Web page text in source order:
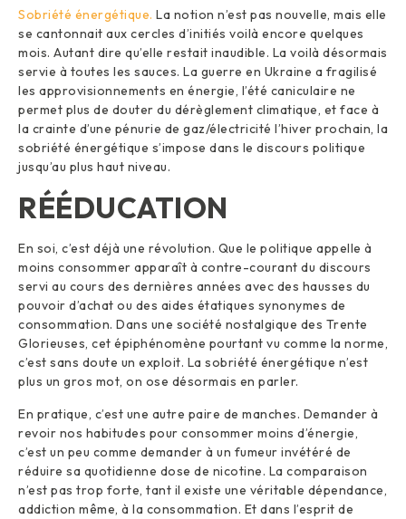
Sobriété énergétique. La notion n’est pas nouvelle, mais elle
se cantonnait aux cercles d’initiés voilà encore quelques
mois. Autant dire qu’elle restait inaudible. La voilà désormais
servie à toutes les sauces. La guerre en Ukraine a fragilisé
les approvisionnements en énergie, l’été caniculaire ne
permet plus de douter du dérèglement climatique, et face à
la crainte d’une pénurie de gaz/électricité l’hiver prochain, la
sobriété énergétique s’impose dans le discours politique
jusqu’au plus haut niveau.
RÉÉDUCATION
En soi, c’est déjà une révolution. Que le politique appelle à
moins consommer apparaît à contre-courant du discours
servi au cours des dernières années avec des hausses du
pouvoir d’achat ou des aides étatiques synonymes de
consommation. Dans une société nostalgique des Trente
Glorieuses, cet épiphénomène pourtant vu comme la norme,
c’est sans doute un exploit. La sobriété énergétique n’est
plus un gros mot, on ose désormais en parler.
En pratique, c’est une autre paire de manches. Demander à
revoir nos habitudes pour consommer moins d’énergie,
c’est un peu comme demander à un fumeur invétéré de
réduire sa quotidienne dose de nicotine. La comparaison
n’est pas trop forte, tant il existe une véritable dépendance,
addiction même, à la consommation. Et dans l’esprit de